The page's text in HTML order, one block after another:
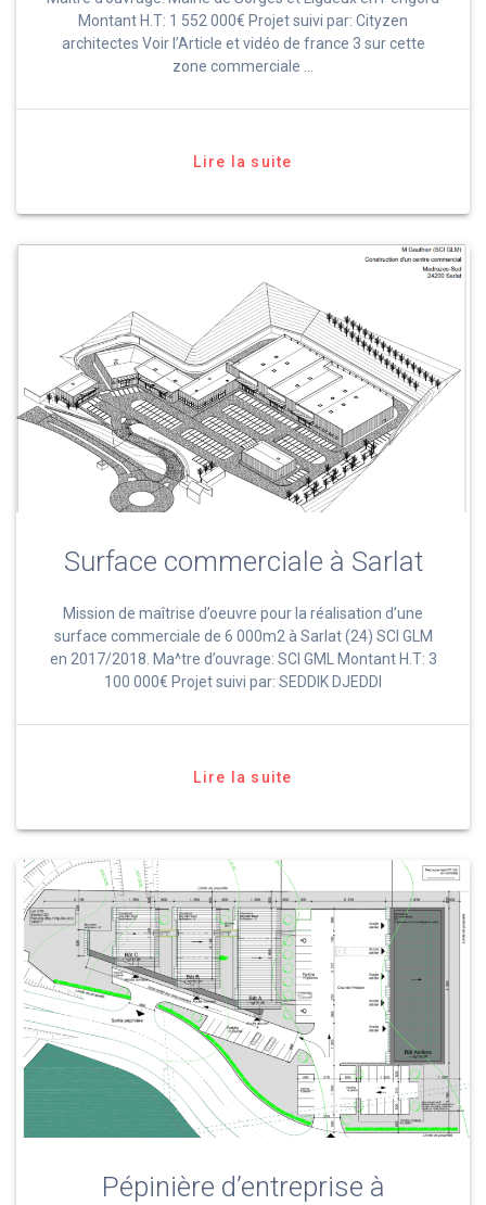
Montant H.T: 1 552 000€ Projet suivi par: Cityzen
architectes Voir l’Article et vidéo de france 3 sur cette
zone commerciale …
Lire la suite
Surface commerciale à Sarlat
Mission de maîtrise d’oeuvre pour la réalisation d’une
surface commerciale de 6 000m2 à Sarlat (24) SCI GLM
en 2017/2018. Ma^tre d’ouvrage: SCI GML Montant H.T: 3
100 000€ Projet suivi par: SEDDIK DJEDDI
Lire la suite
Pépinière d’entreprise à